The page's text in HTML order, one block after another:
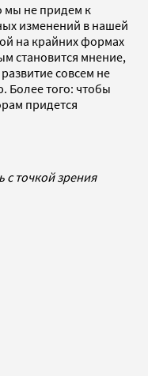
мы не придем к
изменений в нашей
на крайних формах
становится мнение,
совсем не
Более того: чтобы
придется
с точкой зрения